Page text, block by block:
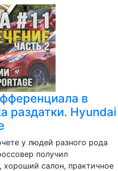
в
раздатки. Hyundai
у людей разного рода
получил
хороший салон, практичное